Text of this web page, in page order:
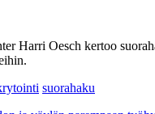
Harri Oesch kertoo
suorahaku